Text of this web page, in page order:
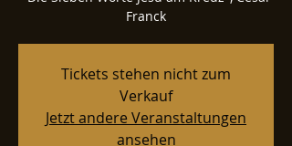
Franck
Tickets stehen nicht zum
Verkauf
Jetzt andere Veranstaltungen
ansehen